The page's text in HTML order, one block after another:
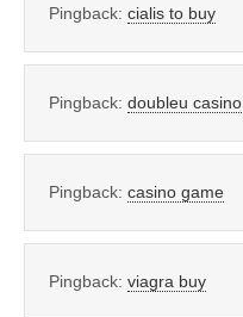
Pingback: cialis to buy
Pingback: doubleu casino
Pingback: casino game
Pingback: viagra buy